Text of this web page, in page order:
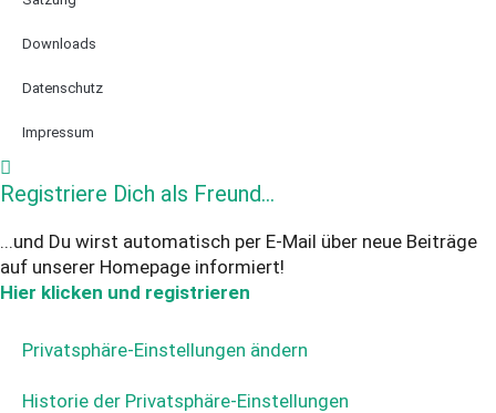
Downloads
Datenschutz
Impressum
Registriere Dich als Freund...
...und Du wirst automatisch per E-Mail über neue Beiträge
auf unserer Homepage informiert!
Hier klicken und registrieren
Privatsphäre-Einstellungen ändern
Historie der Privatsphäre-Einstellungen